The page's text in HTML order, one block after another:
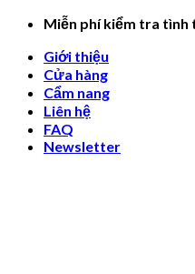
Skip
content
Miễn phí kiểm tra tình
Giới thiệu
Cửa hàng
Cẩm nang
Liên hệ
FAQ
Newsletter